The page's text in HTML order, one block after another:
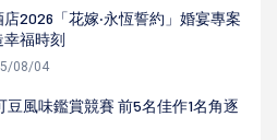
2026「花嫁‧永恆誓約」婚宴專案
福時刻
08/04
風味鑑賞競賽 前5名佳作1名角逐